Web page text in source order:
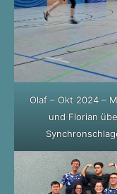
Olaf – Okt 2024 –
und Florian